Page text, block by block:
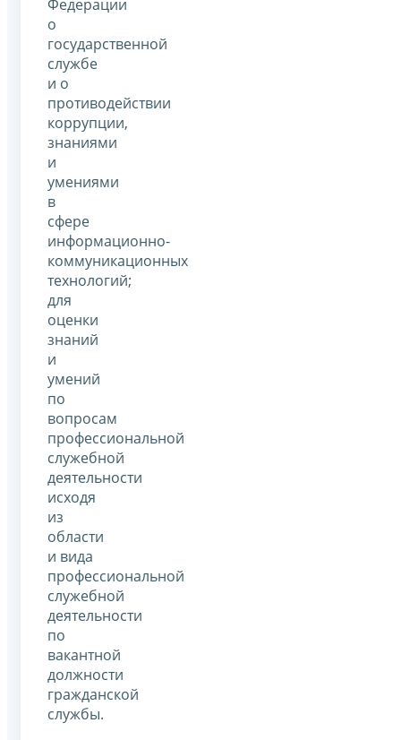
Федерации
о
государственной
службе
и о
противодействии
коррупции,
знаниями
и
умениями
в
сфере
информационно-
коммуникационных
технологий;
для
оценки
знаний
и
умений
по
вопросам
профессиональной
служебной
деятельности
исходя
из
области
и вида
профессиональной
служебной
деятельности
по
вакантной
должности
гражданской
службы.